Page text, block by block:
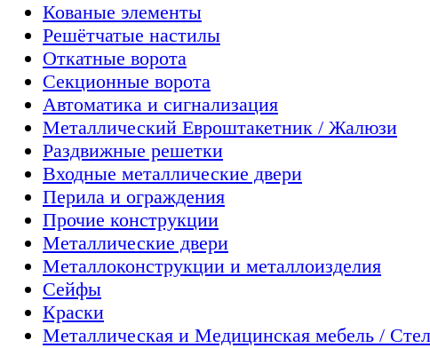
Кованые элементы
Решётчатые настилы
Откатные ворота
Секционные ворота
Автоматика и сигнализация
Металлический Евроштакетник / Жалюзи
Раздвижные решетки
Входные металлические двери
Перила и ограждения
Прочие конструкции
Металлические двери
Металлоконструкции и металлоизделия
Сейфы
Краски
Металлическая и Медицинская мебель /